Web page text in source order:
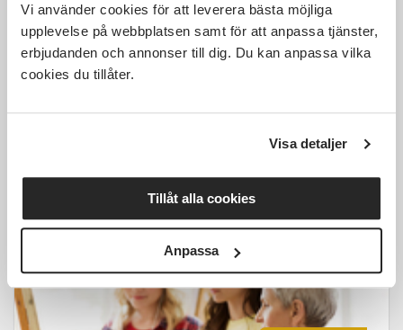
Vi använder cookies för att leverera bästa möjliga
upplevelse på webbplatsen samt för att anpassa tjänster,
erbjudanden och annonser till dig. Du kan anpassa vilka
cookies du tillåter.
Visa detaljer
Tillåt alla cookies
Anpassa
Helgkurs i porträttmåling i akvarell
930 SEK
lör 2026-08-15
13:00
2 Tillfällen
Läs mer och anmäl